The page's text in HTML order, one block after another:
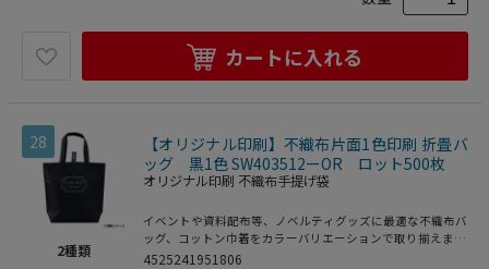
カートに入れる
28
2種類
【オリジナル印刷】不織布片面1色印刷 折畳バ
ッグ 黒1色 SW403512ーOR ロット500枚
オリジナル印刷 不織布手提げ袋
イベントや資料配布等、ノベルティグッズに最適な不織布バ
ッグ、コットン巾着をカラーバリエーションで取り揃えまし
た。片面シルク1色印刷、印刷領域は別途テンプレートでご
4525241951806